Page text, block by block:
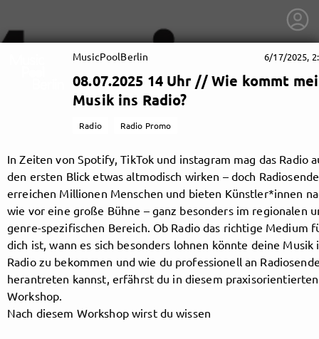
getnext to MusicPoolBerlin
MusicPoolBerlin 6/17/2025,
08.07.2025 14 Uhr // Wie kommt
Musik ins Radio?
Radio Radio Promo
In Zeiten von Spotify, TikTok und instagram mag das Radio
den ersten Blick etwas altmodisch wirken – doch
erreichen Millionen Menschen und bieten Künstler*innen
wie vor eine große Bühne – ganz besonders im regionalen
genre-spezifischen Bereich. Ob Radio das richtige Medium
dich ist, wann es sich besonders lohnen könnte deine Musik
Radio zu bekommen und wie du professionell an
herantreten kannst, erfährst du in diesem praxisorientierten
Workshop.
Nach diesem Workshop wirst du wissen